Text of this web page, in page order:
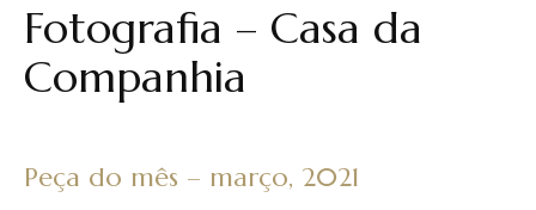
Fotografia – Casa da
Companhia
Peça do mês – março, 2021